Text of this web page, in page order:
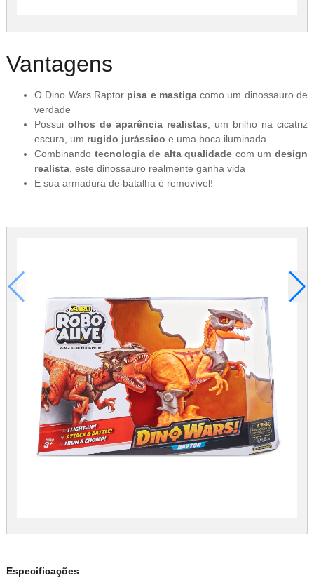
Vantagens
O Dino Wars Raptorpisa e mastigacomo um dinossauro de
verdade
Possui olhos de aparência realistas , um brilho na cicatriz
escura, um rugido jurássico e uma boca iluminada
Combinandotecnologia de alta qualidade com um design
realista, este dinossauro realmente ganha vida
E sua armadura de batalha é removível!
Especificações